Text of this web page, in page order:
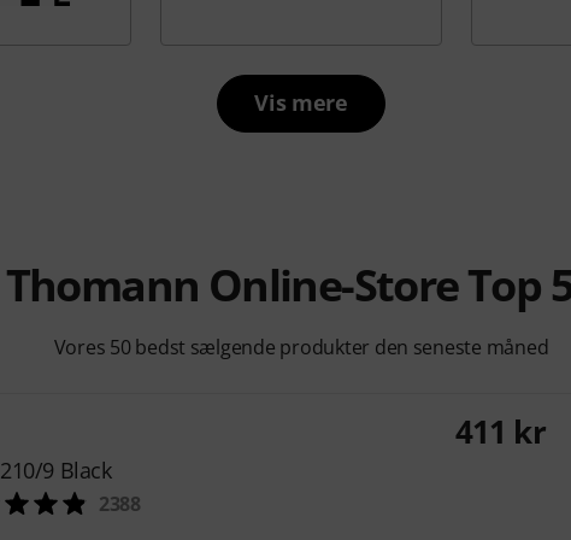
Vis mere
Thomann Online-Store Top
Vores 50 bedst sælgende produkter den seneste måned
210/9 Black
2388
411 kr